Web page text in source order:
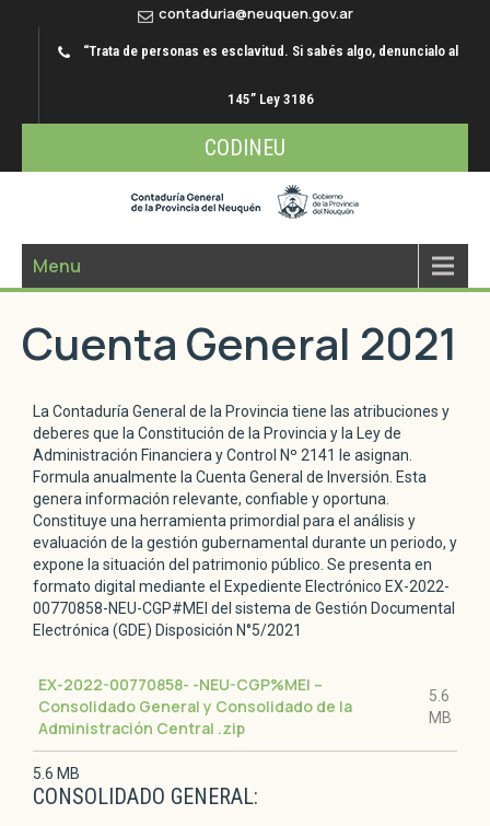
contaduria@neuquen.gov.ar
“Trata de personas es esclavitud. Si sabés algo, denuncialo al
145” Ley 3186
CODINEU
Menu
Cuenta General 2021
La Contaduría General de la Provincia tiene las atribuciones y
deberes que la Constitución de la Provincia y la Ley de
Administración Financiera y Control Nº 2141 le asignan.
Formula anualmente la Cuenta General de Inversión. Esta
genera información relevante, confiable y oportuna.
Constituye una herramienta primordial para el análisis y
evaluación de la gestión gubernamental durante un periodo, y
expone la situación del patrimonio público. Se presenta en
formato digital mediante el Expediente Electrónico EX-2022-
00770858-NEU-CGP#MEI del sistema de Gestión Documental
Electrónica (GDE) Disposición N°5/2021
EX-2022-00770858- -NEU-CGP%MEI –
Consolidado General y Consolidado de la
Administración Central .zip
5.6
MB
5.6 MB
CONSOLIDADO GENERAL: